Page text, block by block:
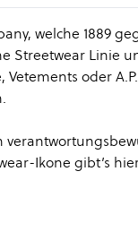
welche 1889
Streetwear Linie
oder
Ikone gibt’s hier